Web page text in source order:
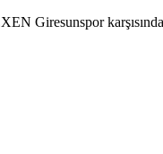
Giresunspor